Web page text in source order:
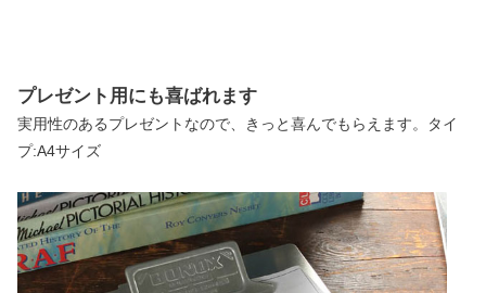
プレゼント用にも喜ばれます
実用性のあるプレゼントなので、きっと喜んでもらえます。タイ
プ:A4サイズ